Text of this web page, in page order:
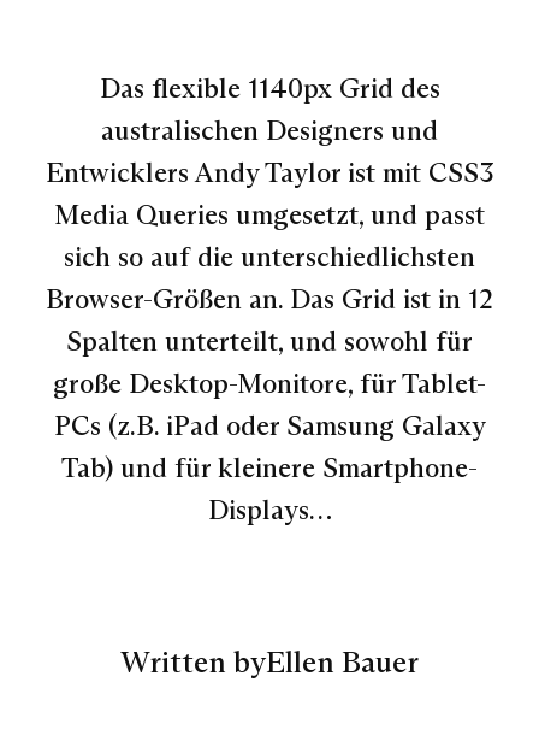
Das flexible 1140px Grid des
australischen Designers und
Entwicklers Andy Taylor ist mit CSS3
Media Queries umgesetzt, und passt
sich so auf die unterschiedlichsten
Browser-Größen an. Das Grid ist in 12
Spalten unterteilt, und sowohl für
große Desktop-Monitore, für Tablet-
PCs (z.B. iPad oder Samsung Galaxy
Tab) und für kleinere Smartphone-
Displays…
Written byEllen Bauer